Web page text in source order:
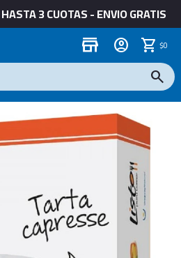
3 CUOTAS - ENVIO GRATIS
store $0